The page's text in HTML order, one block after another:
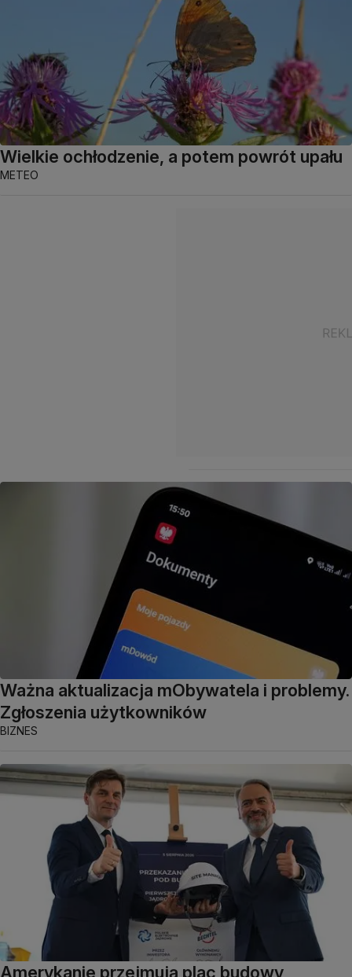
Wielkie ochłodzenie, a potem powrót upału
METEO
Ważna aktualizacja mObywatela i problemy.
Zgłoszenia użytkowników
BIZNES
Amerykanie przejmują plac budowy